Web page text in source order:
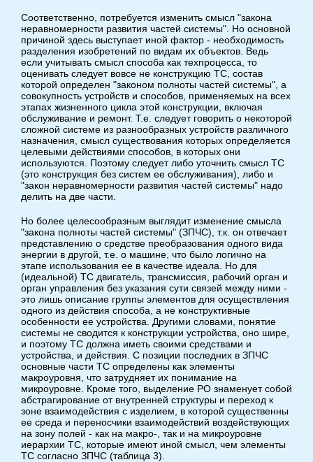
Соответственно, потребуется изменить смысл "закона
неравномерности развития частей системы". Но основной
причиной здесь выступает иной фактор - необходимость
разделения изобретений по видам их объектов. Ведь
если учитывать смысл способа как техпроцесса, то
оценивать следует вовсе не конструкцию ТС, состав
которой определен "законом полноты частей системы", а
совокупность устройств и способов, применяемых на всех
этапах жизненного цикла этой конструкции, включая
обслуживание и ремонт. Т.е. следует говорить о некоторой
сложной системе из разнообразных устройств различного
назначения, смысл существования которых определяется
целевыми действиями способов, в которых они
используются. Поэтому следует либо уточнить смысл ТС
(это конструкция без систем ее обслуживания), либо и
"закон неравномерности развития частей системы" надо
делить на две части.
Но более целесообразным выглядит изменение смысла
"закона полноты частей системы" (ЗПЧС), т.к. он отвечает
представлению о средстве преобразования одного вида
энергии в другой, т.е. о машине, что было логично на
этапе использования ее в качестве идеала. Но для
(идеальной) ТС двигатель, трансмиссия, рабочий орган и
орган управления без указания сути связей между ними -
это лишь описание группы элементов для осуществления
одного из действия способа, а не конструктивные
особенности ее устройства. Другими словами, понятие
системы не сводится к конструкции устройства, оно шире,
и поэтому ТС должна иметь своими средствами и
устройства, и действия. С позиции последних в ЗПЧС
основные части ТС определены как элементы
макроуровня, что затрудняет их понимание на
микроуровне. Кроме того, выделение РО знаменует собой
абстрагирование от внутренней структуры и переход к
зоне взаимодействия с изделием, в которой существенны
ее среда и переносчики взаимодействий воздействующих
на зону полей - как на макро-, так и на микроуровне
иерархии ТС, которые имеют иной смысл, чем элементы
ТС согласно ЗПЧС (таблица 3).